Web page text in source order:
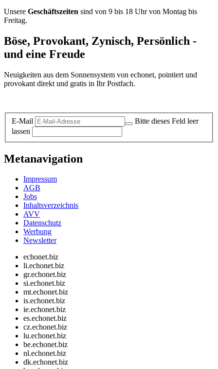
Unsere Geschäftszeiten sind von 9 bis 18 Uhr von Montag bis
Freitag.
Böse, Provokant, Zynisch, Persönlich -
und eine Freude
Neuigkeiten aus dem Sonnensystem von echonet, pointiert und
provokant direkt und gratis in Ihr Postfach.
E-Mail
Bitte dieses Feld leer
lassen
Metanavigation
Impressum
AGB
Jobs
Inhaltsverzeichnis
AVV
Datenschutz
Werbung
Newsletter
echonet.biz
li.echonet.biz
gr.echonet.biz
si.echonet.biz
mt.echonet.biz
is.echonet.biz
ie.echonet.biz
es.echonet.biz
cz.echonet.biz
lu.echonet.biz
be.echonet.biz
nl.echonet.biz
dk.echonet.biz